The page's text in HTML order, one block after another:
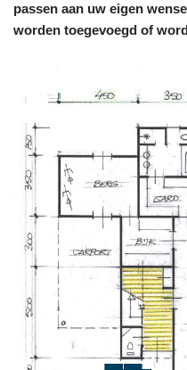
passen aan uw eigen
worden toegevoegd of